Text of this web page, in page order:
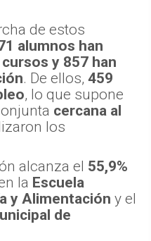
de estos
alumnos han
y 857 han
. De ellos, 459
, lo que supone
cercana al
los
alcanza el 55,9%
la Escuela
y Alimentación y el
de